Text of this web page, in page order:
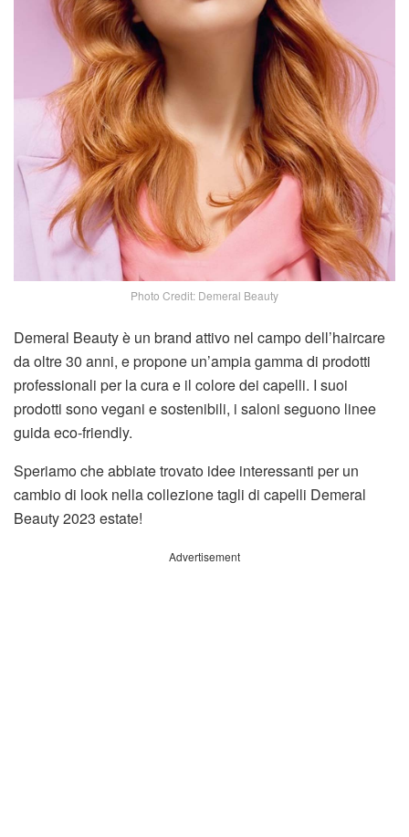
Photo Credit: Demeral Beauty
Demeral Beauty è un brand attivo nel campo dell’haircare
da oltre 30 anni, e propone un’ampia gamma di prodotti
professionali per la cura e il colore dei capelli. I suoi
prodotti sono vegani e sostenibili, i saloni seguono linee
guida eco-friendly.
Speriamo che abbiate trovato idee interessanti per un
cambio di look nella collezione tagli di capelli Demeral
Beauty 2023 estate!
Advertisement